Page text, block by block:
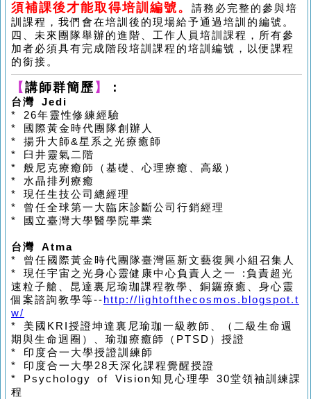
須補課後才能取得培訓編號。
請務必完整的參與培
訓課程，我們會在培訓後的現場給予通過培訓的編號。
四、未來團隊舉辦的進階、工作人員培訓課程，所有參
加者必須具有完成階段培訓課程的培訓編號，以便課程
的銜接。
【 講師群簡歷 】 ：
台灣 Jedi
* 26年靈性修練經驗
*
國際黃金時代團隊創辦人
* 揚升大師&星系之光療癒師
*
臼井靈氣二階
* 般尼克療癒師 （ 基礎、心理療癒、高級 ）
* 水晶排列療癒
* 現任生技公司總經理
* 曾任全球第一大臨床診斷公司行銷經理
*
國立臺灣大學醫學院畢業
台灣 Atma
* 曾任國際黃金時代團隊臺灣區新文藝復興小組召集人
* 現任宇宙之光身心靈健康中心負責人之一 : 負責超光
速粒子艙、昆達裏尼瑜珈課程教學、銅鑼療癒、 身心靈
個案諮詢教學等-- http://lightofthecosmos.blogspot.t
w/
* 美國 KRI 授證坤達裏尼瑜珈一級教師、（二級生命週
期與生命迴圈）、瑜珈療癒師
（PTSD） 授證
* 印度合一大學授證訓練師
* 印度合一大學28天深化課程覺醒授證
* Psychology of Vision知見心理學 30堂領袖訓練課
程